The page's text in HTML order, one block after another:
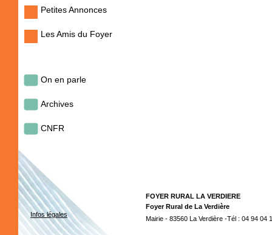
Petites Annonces
Les Amis du Foyer
On en parle
Archives
CNFR
Infos légales
FOYER RURAL LA VERDIERE
Foyer Rural de La Verdière
Mairie - 83560 La Verdière -Tél : 04 94 04